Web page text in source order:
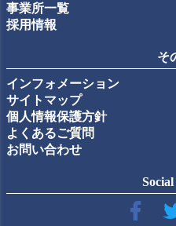
事業所一覧
採用情報
そ
インフォメーション
サイトマップ
個人情報保護方針
よくあるご質問
お問い合わせ